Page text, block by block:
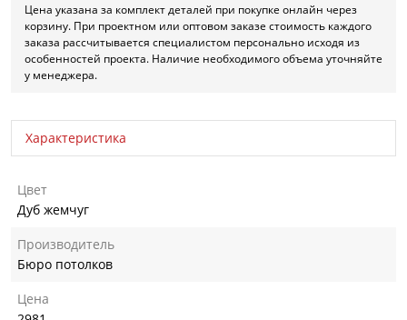
Цена указана за комплект деталей при покупке онлайн через
корзину. При проектном или оптовом заказе стоимость каждого
заказа рассчитывается специалистом персонально исходя из
особенностей проекта. Наличие необходимого объема уточняйте
у менеджера.
Характеристика
Цвет
Дуб жемчуг
Производитель
Бюро потолков
Цена